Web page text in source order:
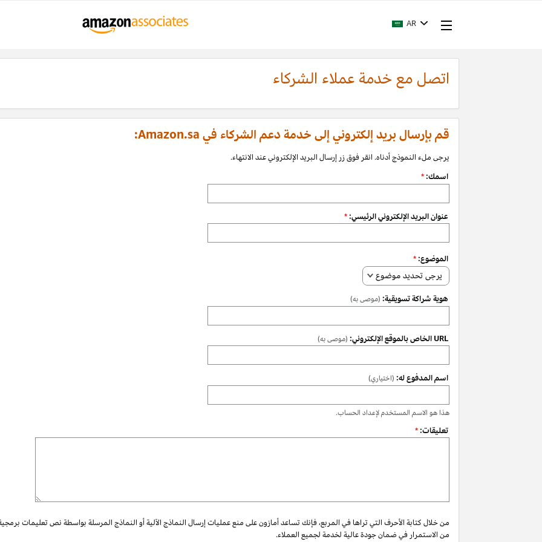
AR
اتصل مع خدمة عملاء الشركاء
قم بإرسال بريد إلكتروني إلى خدمة دعم الشركاء في Amazon.sa:
يرجى ملء النموذج أدناه. انقر فوق زر إرسال البريد الإلكتروني عند الانتهاء.
اسمك:*
عنوان البريد الإلكتروني الرئيسي:*
الموضوع:*
يرجى تحديد موضوع
هوية شراكة تسويقية: (موصى به)
URL الخاص بالموقع الإلكتروني: (موصى به)
اسم المدفوع له: (اختياري)
هذا هو الاسم المستخدم لإعداد الحساب.
تعليقات:*
من خلال كتابة الأحرف التي تراها في المربع، فإنك تساعد أمازون على منع عمليات إرسال النماذج الآلية أو النماذج المرسلة بواسطة نص تعليمات
من الاستمرار في ضمان جودة عالية لخدمة لجميع العملاء.